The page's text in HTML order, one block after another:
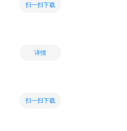
扫一扫下载
详情
扫一扫下载